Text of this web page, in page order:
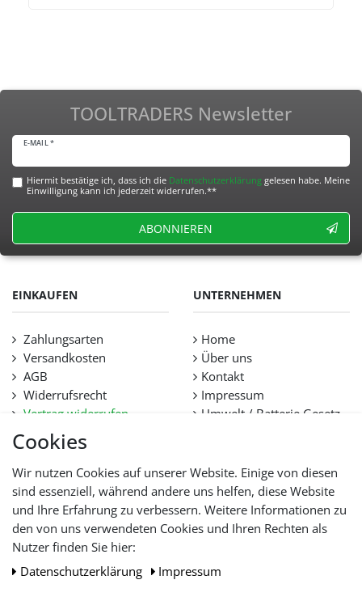
Cookies
Wir nutzen Cookies auf unserer Website. Einige von diesen
sind essenziell, während andere uns helfen, diese Website
und Ihre Erfahrung zu verbessern. Weitere Informationen zu
den von uns verwendeten Cookies und Ihren Rechten als
Nutzer finden Sie hier:
Daten­schutz­erklärung
Impressum
TOOLTRADERS Newsletter
E-MAIL *
Hiermit bestätige ich, dass ich die Daten­schutz­erklärunggelesen habe. Meine
Einwilligung kann ich jederzeit widerrufen.**
ABONNIEREN
EINKAUFEN
Zahlungsarten
Versandkosten
AGB
Widerrufsrecht
Vertrag widerrufen
Datenschutz
Hilfe
Lieferfristen und
Lieferbeschränkung
UNTERNEHMEN
Home
Über uns
Kontakt
Impressum
Umwelt / Batterie Gesetz
WIR AKZEPTIEREN